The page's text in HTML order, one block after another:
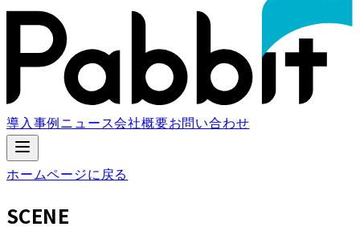
導入事例 ニュース会社概要お問い合わせ
ホームページに戻る
SCENE